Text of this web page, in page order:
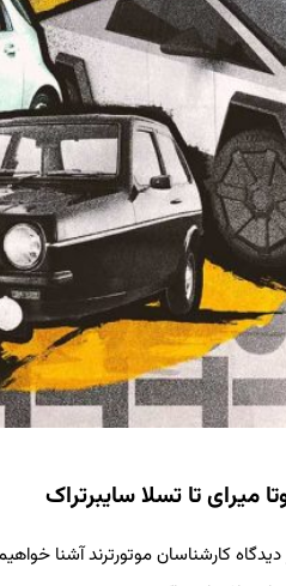
میرای تا تسلا سایبرتراک
دیدگاه کارشناسان موتورترند آشنا